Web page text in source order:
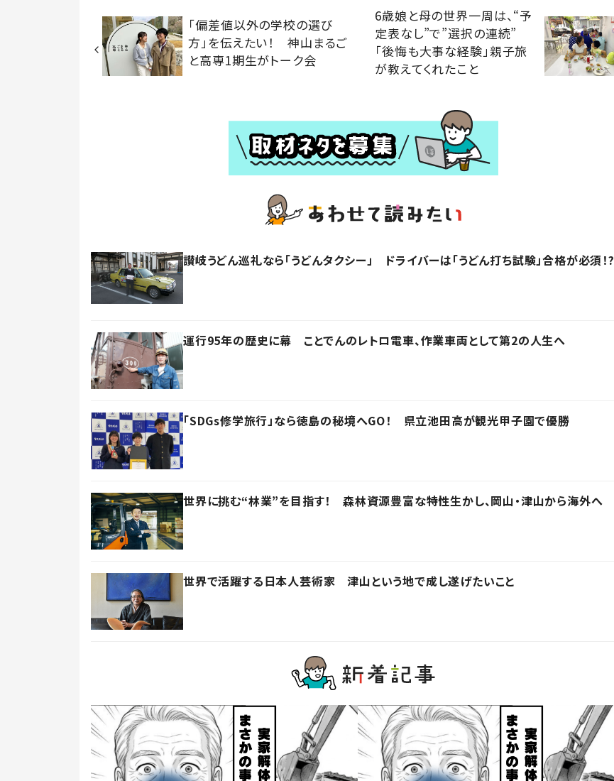
「偏差値以外の学校の選び
方」を伝えたい！ 神山まるご
と高専1期生がトーク会
6歳娘と母の世界一周は、“予
定表なし”で”選択の連続”
「後悔も大事な経験」親子旅
が教えてくれたこと
讃岐うどん巡礼なら「うどんタクシー」 ドライバーは「うどん打ち試験」合格が必須！?
運行95年の歴史に幕 ことでんのレトロ電車、作業車両として第2の人生へ
「SDGs修学旅行」なら徳島の秘境へGO！ 県立池田高が観光甲子園で優勝
世界に挑む“林業”を目指す！ 森林資源豊富な特性生かし、岡山・津山から海外へ
世界で活躍する日本人芸術家 津山という地で成し遂げたいこと